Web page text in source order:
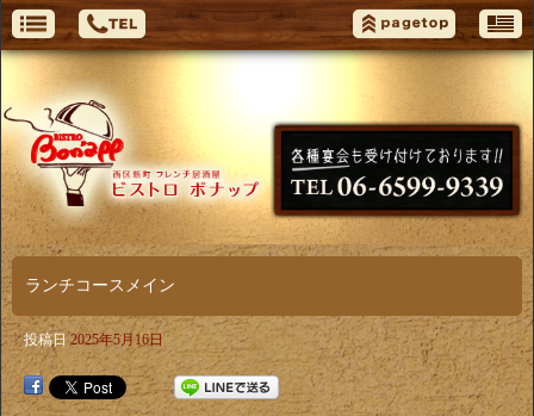
ランチコースメイン
投稿日 2025年5月16日